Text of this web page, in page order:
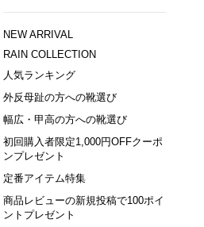
NEW ARRIVAL
RAIN COLLECTION
人気ランキング
外反母趾の方への靴選び
幅広・甲高の方への靴選び
初回購入者限定1,000円OFFクーポ
ンプレゼント
定番アイテム特集
商品レビューの新規投稿で100ポイ
ントプレゼント